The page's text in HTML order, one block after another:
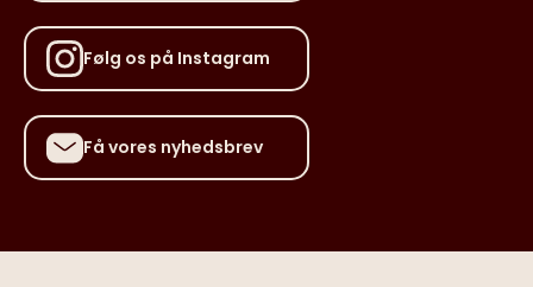
Følg os på Instagram
Få vores nyhedsbrev